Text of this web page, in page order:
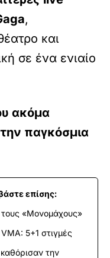
,
και
σε ένα ενιαίο
ακόμα
παγκόσμια
επίσης:
«Μονομάχους»
5+1 στιγμές
την